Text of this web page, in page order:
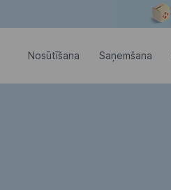
Nosūtīšana Saņemšana